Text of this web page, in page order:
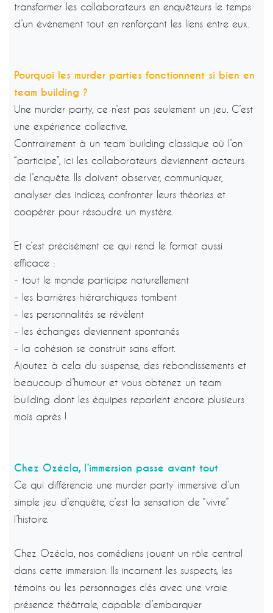
transformer les collaborateurs en enquêteurs le temps
d’un événement tout en renforçant les liens entre eux.
Pourquoi les murder parties fonctionnent si bien en
team building ?
Une murder party, ce n’est pas seulement un jeu. C’est
une expérience collective.
Contrairement à un team building classique où l’on
“participe”, ici les collaborateurs deviennent acteurs
de l’enquête. Ils doivent observer, communiquer,
analyser des indices, confronter leurs théories et
coopérer pour résoudre un mystère.
Et c’est précisément ce qui rend le format aussi
efficace :
- tout le monde participe naturellement
- les barrières hiérarchiques tombent
- les personnalités se révèlent
- les échanges deviennent spontanés
- la cohésion se construit sans effort.
Ajoutez à cela du suspense, des rebondissements et
beaucoup d’humour et vous obtenez un team
building dont les équipes reparlent encore plusieurs
mois après !
Chez Ozécla, l’immersion passe avant tout
Ce qui différencie une murder party immersive d’un
simple jeu d’enquête, c’est la sensation de “vivre”
l’histoire.
Chez Ozécla, nos comédiens jouent un rôle central
dans cette immersion. Ils incarnent les suspects, les
témoins ou les personnages clés avec une vraie
présence théâtrale, capable d’embarquer